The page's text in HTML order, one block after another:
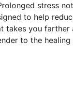
stress
to help
takes you
to the